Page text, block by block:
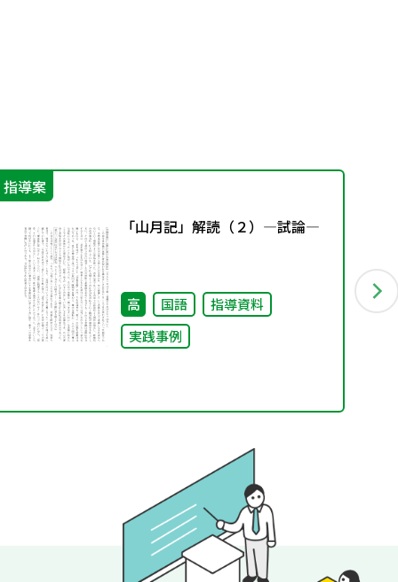
指導案
「山月記」解読（２）―試論―
高 国語
指導資料
実践事例